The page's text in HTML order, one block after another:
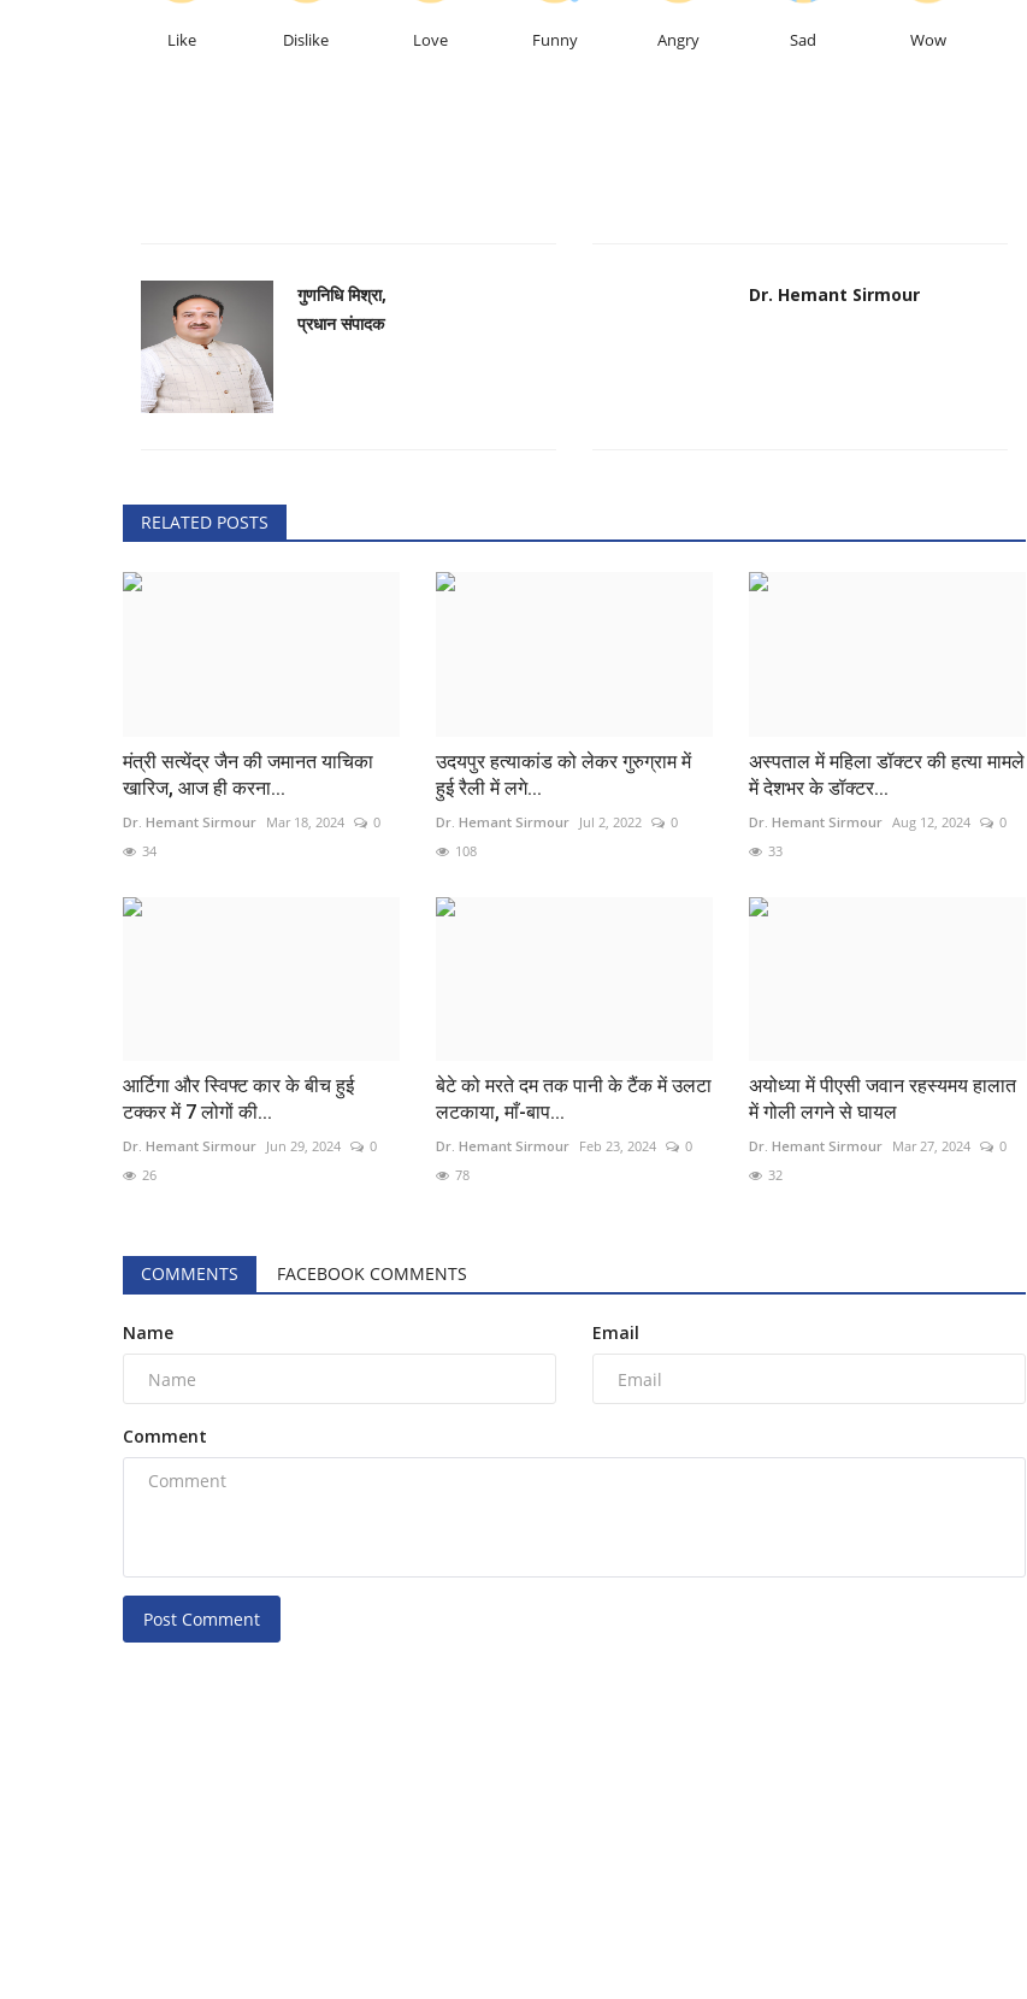
Like Dislike Love Funny Angry Sad Wow
गुणनिधि मिश्रा,
प्रधान संपादक
Dr. Hemant Sirmour
RELATED POSTS
मंत्री सत्येंद्र जैन की जमानत याचिका
खारिज, आज ही करना...
Dr. Hemant Sirmour Mar 18, 2024
0
34
उदयपुर हत्याकांड को लेकर गुरुग्राम में
हुई रैली में लगे...
Dr. Hemant Sirmour Jul 2, 2022
0
108
अस्पताल में महिला डॉक्टर की हत्या मामले
में देशभर के डॉक्टर...
Dr. Hemant Sirmour Aug 12, 2024
0
33
आर्टिगा और स्विफ्ट कार के बीच हुई
टक्कर में 7 लोगों की...
Dr. Hemant Sirmour Jun 29, 2024
0
26
बेटे को मरते दम तक पानी के टैंक में उलटा
लटकाया, माँ-बाप...
Dr. Hemant Sirmour Feb 23, 2024
0
78
अयोध्या में पीएसी जवान रहस्यमय हालात
में गोली लगने से घायल
Dr. Hemant Sirmour Mar 27, 2024
0
32
COMMENTS FACEBOOK COMMENTS
Name Email
Comment
Post Comment
ChatGPT पर सवाल उठाने वाले भारतीय रिसर्चर
की मौत
Dr. Hemant Sirmour
Madhya Pradesh
हवाला कारोबारी से 1.45 करोड़ की लूट: एसआई